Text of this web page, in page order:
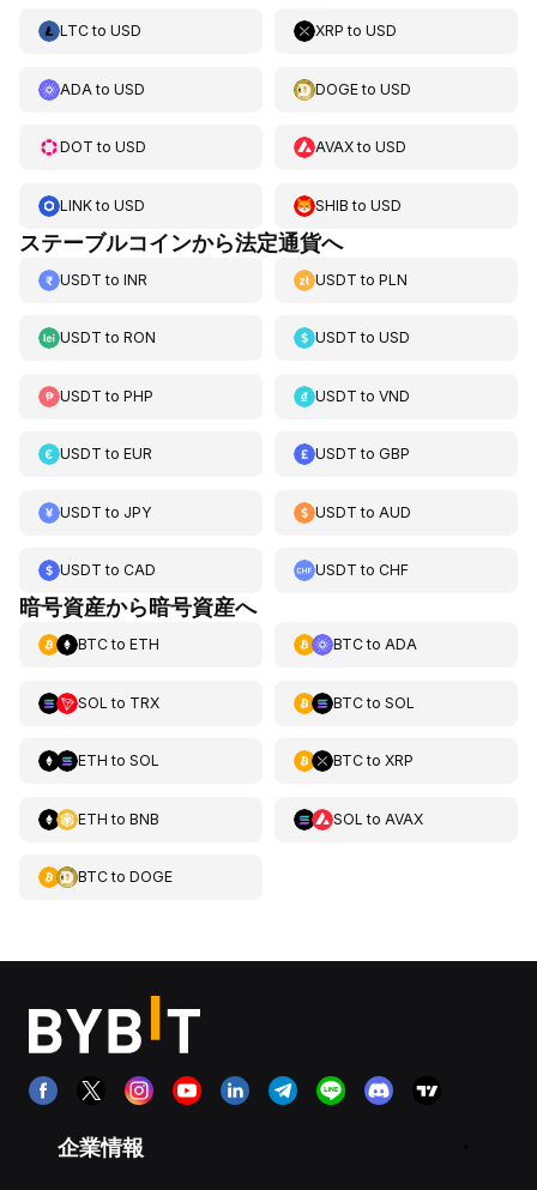
LTCto USD XRP toUSD
ADA to USD DOGEtoUSD
DOT to USD AVAXtoUSD
LINKto USD SHIB toUSD
ステーブルコインから法定通貨へ
USDT to INR USDT toPLN
USDT to RON USDT toUSD
USDT to PHP USDT toVND
USDT to EUR USDT toGBP
USDT to JPY USDT to AUD
USDT to CAD USDT toCHF
暗号資産から暗号資産へ
BTCto ETH BTCto ADA
SOL to TRX BTCto SOL
ETH to SOL BTCto XRP
ETH to BNB SOL to AVAX
BTCto DOGE
企業情報